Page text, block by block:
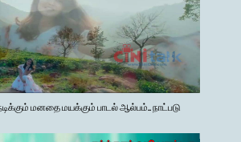
மனதை மயக்கும் பாடல் ஆல்பம்.. நாட்படு